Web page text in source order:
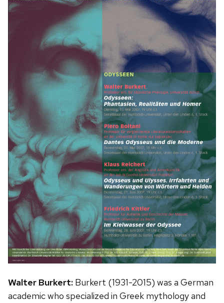
Walter Burkert: Burkert (1931-2015) was a German
academic who specialized in Greek mythology and